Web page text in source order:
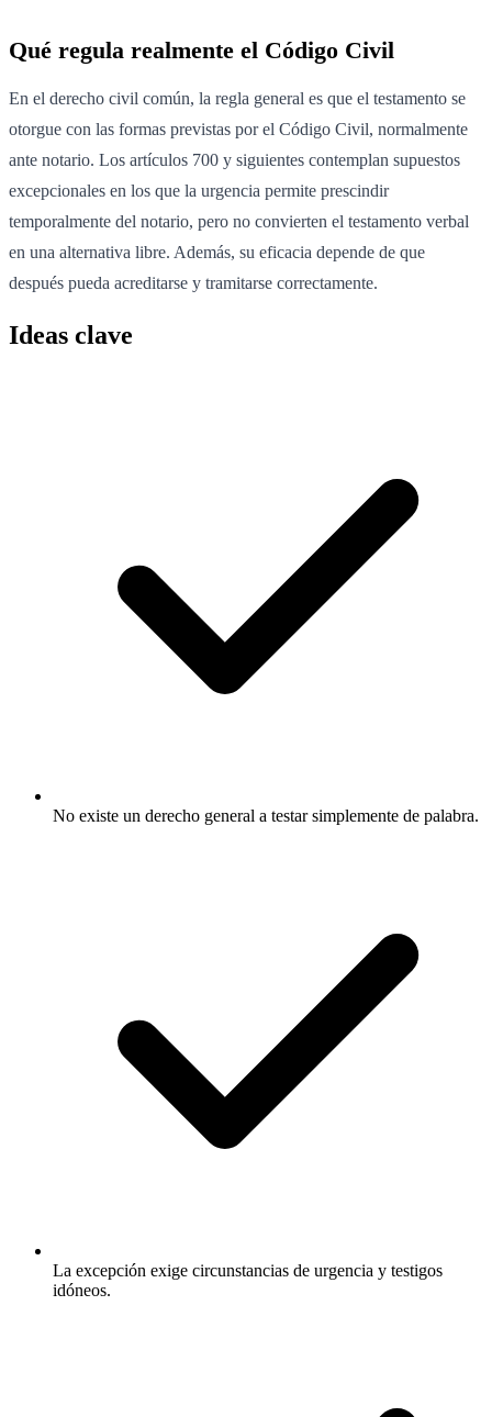
Qué regula realmente el Código Civil
En el derecho civil común, la regla general es que el testamento se
otorgue con las formas previstas por el Código Civil, normalmente
ante notario. Los artículos 700 y siguientes contemplan supuestos
excepcionales en los que la urgencia permite prescindir
temporalmente del notario, pero no convierten el testamento verbal
en una alternativa libre. Además, su eficacia depende de que
después pueda acreditarse y tramitarse correctamente.
Ideas clave
No existe un derecho general a testar simplemente de palabra.
La excepción exige circunstancias de urgencia y testigos
idóneos.